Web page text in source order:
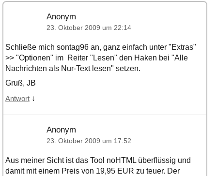
Anonym
23. Oktober 2009 um 22:14
Schließe mich sontag96 an, ganz einfach unter "Extras"
>> "Optionen" im Reiter "Lesen" den Haken bei "Alle
Nachrichten als Nur-Text lesen" setzen.
Gruß, JB
Antwort ↓
Anonym
23. Oktober 2009 um 17:52
Aus meiner Sicht ist das Tool noHTML überflüssig und
damit mit einem Preis von 19,95 EUR zu teuer. Der